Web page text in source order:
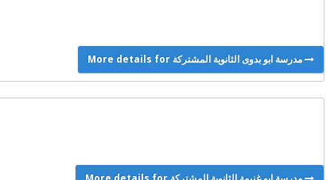
More details for مدرسة ابو بدوى الثانوية المشتركة